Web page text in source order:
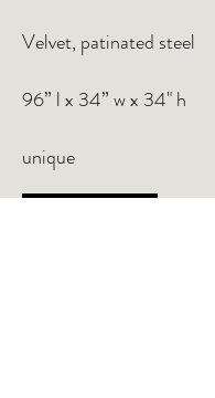
Velvet, patinated steel
96” l x 34” w x 34" h
unique